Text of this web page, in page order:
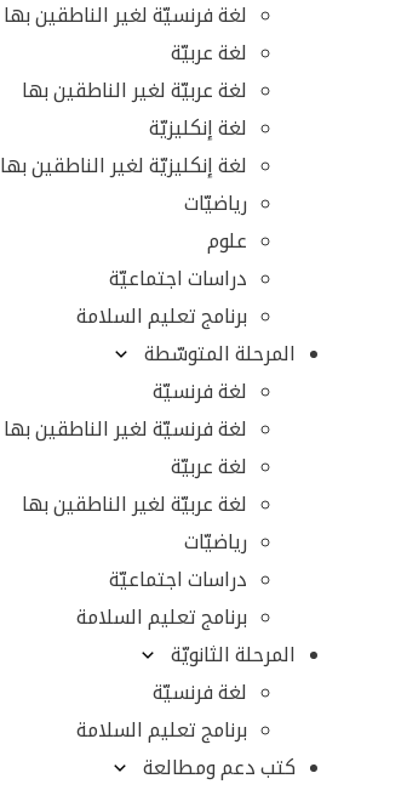
لغة فرنسيّة لغير الناطقين بها
لغة عربيّة
لغة عربيّة لغير الناطقين بها
لغة إنكليزيّة
لغة إنكليزيّة لغير الناطقين بها
رياضيّات
علوم
دراسات اجتماعيّة
برنامج تعليم السلامة
المرحلة المتوسّطة
لغة فرنسيّة
لغة فرنسيّة لغير الناطقين بها
لغة عربيّة
لغة عربيّة لغير الناطقين بها
رياضيّات
دراسات اجتماعيّة
برنامج تعليم السلامة
المرحلة الثانويّة
لغة فرنسيّة
برنامج تعليم السلامة
كتب دعم ومطالعة